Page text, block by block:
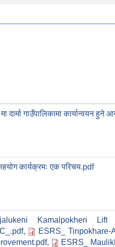
गाउँपालिकामा कार्यान्वयन हुने
कार्यक्रमः एक परिचय.pdf
Kamalpokheri Lift
, ESRS_ Tinpokhare-
, ESRS_